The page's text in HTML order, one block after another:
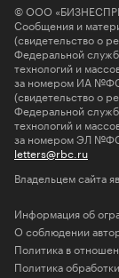
© ООО
Сообщения и
(свидетельство о
Федеральной
технологий и
за номером ИА
(свидетельство о
Федеральной
технологий и
за номером ЭЛ
letters@rbc.ru
Владельцем сайта
Информация об
О соблюдении
Политика в
Политика